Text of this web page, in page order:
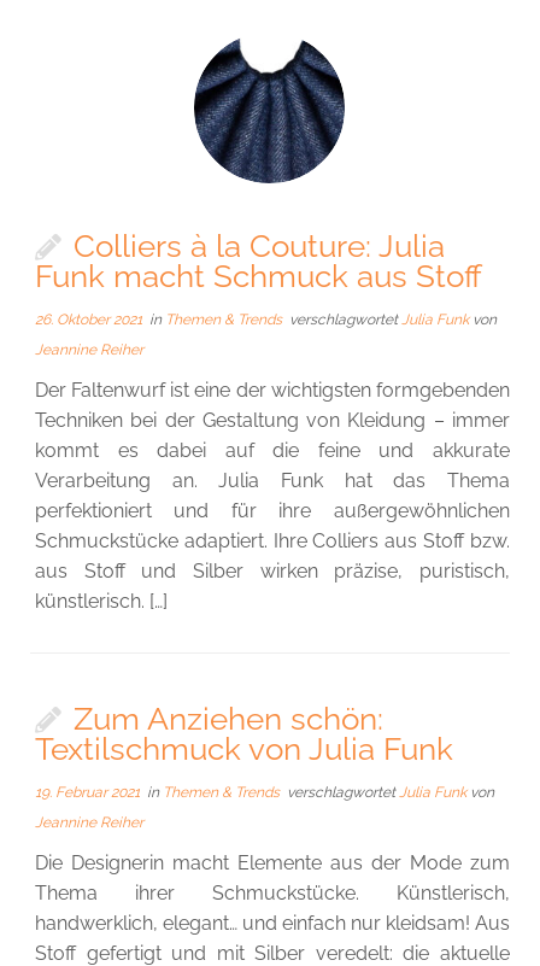
Colliers à la Couture: Julia
Funk macht Schmuck aus Stoff
26. Oktober 2021in Themen & Trends verschlagwortetJulia Funk von
Jeannine Reiher
Der Faltenwurf ist eine der wichtigsten formgebenden
Techniken bei der Gestaltung von Kleidung­ – immer
kommt es dabei auf die feine und akkurate
Verarbeitung an. Julia Funk hat das Thema
perfektioniert und für ihre außergewöhnlichen
Schmuckstücke adaptiert. Ihre Colliers aus Stoff bzw.
aus Stoff und Silber wirken präzise, puristisch,
künstlerisch. […]
Zum Anziehen schön:
Textilschmuck von Julia Funk
19. Februar 2021in Themen & Trends verschlagwortetJulia Funk von
Jeannine Reiher
Die Designerin macht Elemente aus der Mode zum
Thema ihrer Schmuckstücke. Künstlerisch,
handwerklich, elegant… und einfach nur kleidsam! Aus
Stoff gefertigt und mit Silber veredelt: die aktuelle